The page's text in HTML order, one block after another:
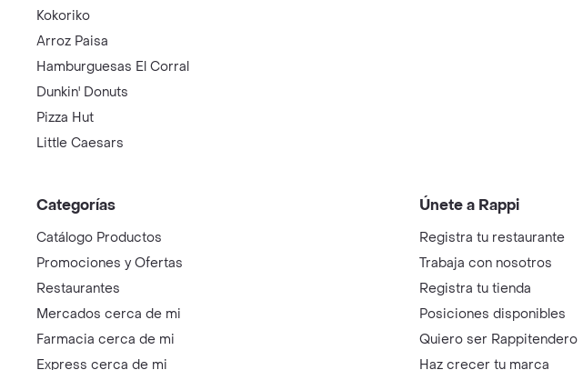
Kokoriko
Arroz Paisa
Hamburguesas El Corral
Dunkin' Donuts
Pizza Hut
Little Caesars
Categorías
Catálogo Productos
Promociones y Ofertas
Restaurantes
Mercados cerca de mi
Farmacia cerca de mi
Express cerca de mi
Únete a Rappi
Registra tu restaurante
Trabaja con nosotros
Registra tu tienda
Posiciones disponibles
Quiero ser Rappitendero
Haz crecer tu marca